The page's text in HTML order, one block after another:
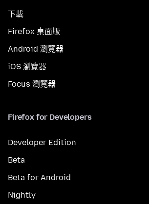
下載
Firefox 桌面版
Android 瀏覽器
iOS 瀏覽器
Focus 瀏覽器
Firefox for Developers
Developer Edition
Beta
Beta for Android
Nightly